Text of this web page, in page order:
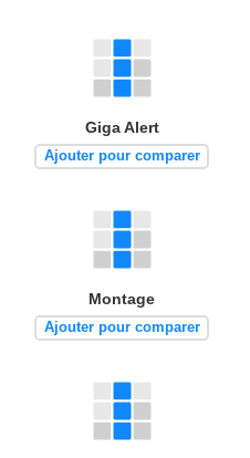
Giga Alert
Ajouter pour comparer
Montage
Ajouter pour comparer